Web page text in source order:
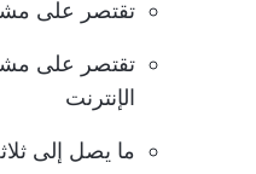
تقتصر على
الإنترنت
ما يصل إلى